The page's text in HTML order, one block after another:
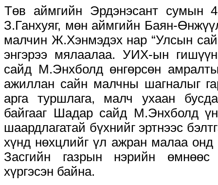
Төв аймгийн Эрдэнэсант сумын
З.Ганхуяг, мөн аймгийн Баян-
малчин Ж.Хэнмэдэх нар “Улсын
энгэрээ мялаалаа. УИХ-ын
сайд М.Энхболд өнгөрсөн
ажиллан сайн малчны шагналыг
арга туршлага, малч ухаан
байгааг Шадар сайд М.Энхболд
шаардлагатай бүхнийг эртнээс
хүнд нөхцлийг үл ажран малаа
Засгийн газрын нэрийн
хүргэсэн байна.